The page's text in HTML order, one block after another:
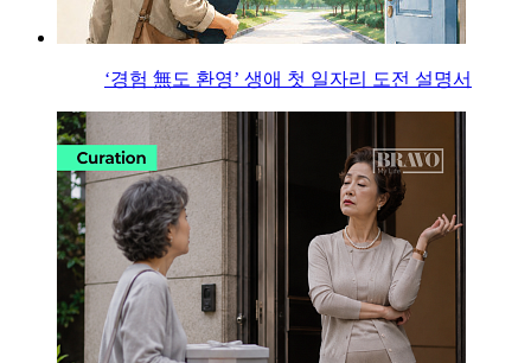
‘경험 無도 환영’ 생애 첫 일자리 도전 설명서